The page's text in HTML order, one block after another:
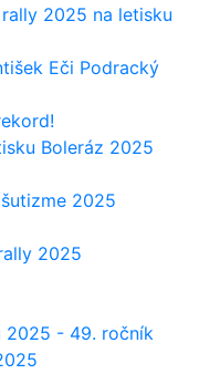
2025 na letisku
Eči Podracký
Boleráz 2025
2025
2025
2025 - 49. ročník